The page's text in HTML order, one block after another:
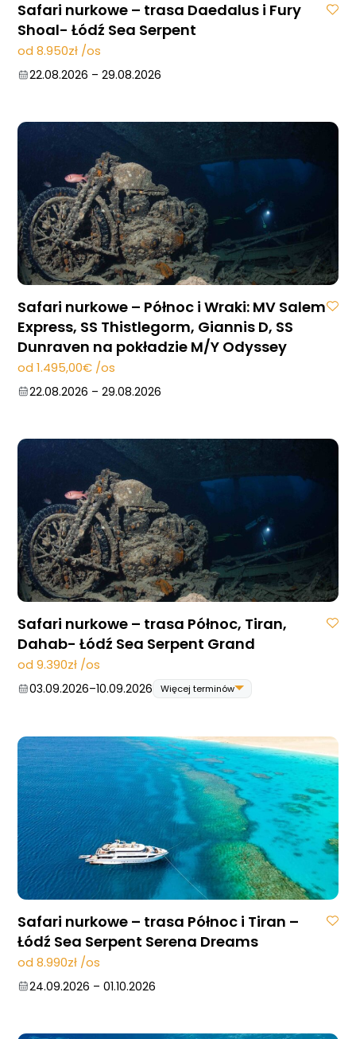
Safari nurkowe – trasa Daedalus i Fury
Shoal- Łódź Sea Serpent
od 8.950zł /os
22.08.2026 – 29.08.2026
Safari nurkowe – Północ i Wraki: MV Salem
Express, SS Thistlegorm, Giannis D, SS
Dunraven na pokładzie M/Y Odyssey
od 1.495,00€ /os
22.08.2026 – 29.08.2026
Safari nurkowe – trasa Północ, Tiran,
Dahab- Łódź Sea Serpent Grand
od 9.390zł /os
03.09.2026–10.09.2026 Więcej terminów
19.11.2026
– 26.11.2026
Safari nurkowe – trasa Północ i Tiran –
Łódź Sea Serpent Serena Dreams
od 8.990zł /os
24.09.2026 – 01.10.2026